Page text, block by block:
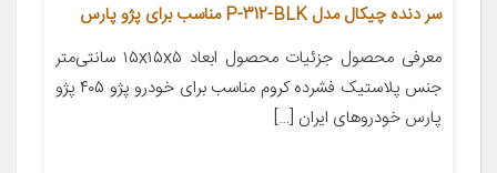
سر دنده چیکال مدل P-312-BLK مناسب برای پژو پارس
معرفی محصول جزئیات محصول ابعاد ۱۵x۱۵x۵ سانتی‌متر
جنس پلاستیک فشرده کروم مناسب برای خودرو پژو ۴۰۵ پژو
پارس خودروهای ایران […]